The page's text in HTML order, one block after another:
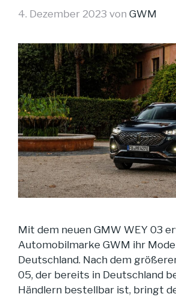
4. Dezember 2023 von GWM
Mit dem neuen GMW WEY 03
Automobilmarke GWM ihr
Deutschland. Nach dem
05, der bereits in Deutschland
Händlern bestellbar ist, bringt